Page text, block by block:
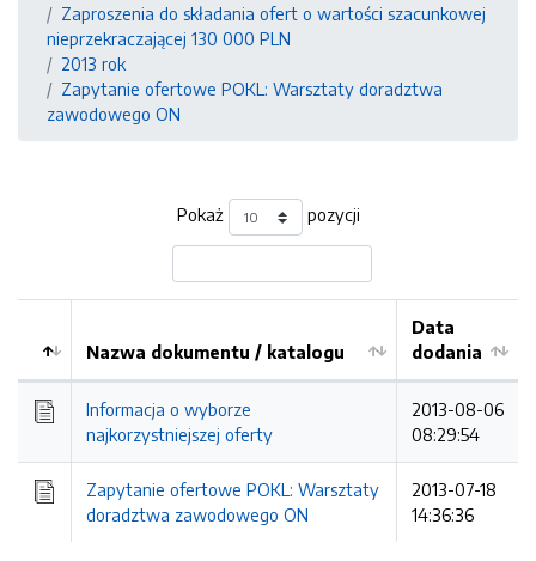
Zaproszenia do składania ofert o wartości szacunkowej
nieprzekraczającej 130 000 PLN
2013 rok
Zapytanie ofertowe POKL: Warsztaty doradztwa
zawodowego ON
Pokaż pozycji
Kolejność
Nazwa dokumentu / katalogu
Data
dodania
Informacja o wyborze
najkorzystniejszej oferty
2013-08-06
08:29:54
Zapytanie ofertowe POKL: Warsztaty
doradztwa zawodowego ON
2013-07-18
14:36:36